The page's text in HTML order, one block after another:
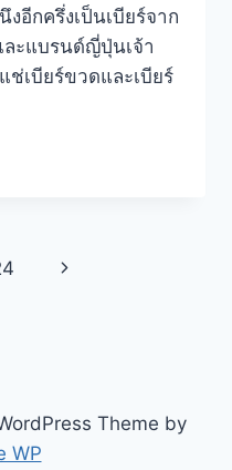
งอีกครึ่งเป็นเบียร์จาก
ละแบรนด์ญี่ปุ่นเจ้า
เบียร์ขวดและเบียร์
Next
Theme by
WP